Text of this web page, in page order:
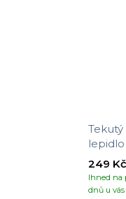
tapet
Ihned na
dnů u vás
249 Kč